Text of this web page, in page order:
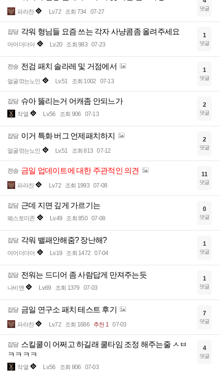
파라찬 Lv.72 조회 734 07-27 댓글
잡담 각워 형님들 요즘 쓰는 각자 사냥콤좀 올려주세요
머어더더아 Lv.20 조회 983 07-23
1
댓글
전승 전검 패치 솔라레 및 거점에서
얼굴깎는노인 Lv.51 조회 1002 07-13
1
댓글
잡담 슈아 뚫리는거 어캐좀 안되느가
작열 Lv.56 조회 906 07-13
2
댓글
잡담 이거 특화 버그 언제패치하지
얼굴깎는노인 Lv.51 조회 813 07-12
2
댓글
전승 금일 업데이트에 대한 주관적인 의견
파라찬 Lv.72 조회 1993 07-08
11
댓글
잡담 근데 지면 깊게 가르기는
웨스토미존 Lv.49 조회 850 07-08
0
댓글
잡담 각워 밸패안해줌? 장난해?
머어더더아 Lv.19 조회 1472 07-04
1
댓글
잡담 전워는 드디어 좀 사람답게 만져주는듯
나비맨 Lv.69 조회 1379 07-03
1
댓글
잡담 금일 연구소 패치 테스트 후기
파라찬 Lv.72 조회 1686 추천 1 07-03
7
댓글
잡담 스킬쿨이 어쩌고 하길래 쿨타임 조정 해주는줄 ㅅㅂ
ㅋㅋㅋㅋ
작열 Lv.56 조회 806 07-03
4
댓글